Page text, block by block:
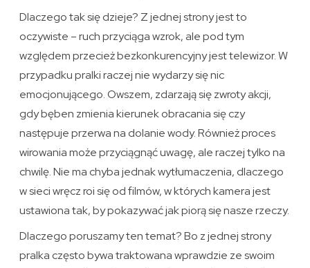
Dlaczego tak się dzieje? Z jednej strony jest to
oczywiste – ruch przyciąga wzrok, ale pod tym
względem przecież bezkonkurencyjny jest telewizor. W
przypadku pralki raczej nie wydarzy się nic
emocjonującego. Owszem, zdarzają się zwroty akcji,
gdy bęben zmienia kierunek obracania się czy
następuje przerwa na dolanie wody. Również proces
wirowania może przyciągnąć uwagę, ale raczej tylko na
chwilę. Nie ma chyba jednak wytłumaczenia, dlaczego
w sieci wręcz roi się od filmów, w których kamera jest
ustawiona tak, by pokazywać jak piorą się nasze rzeczy.
Dlaczego poruszamy ten temat? Bo z jednej strony
pralka często bywa traktowana wprawdzie ze swoim